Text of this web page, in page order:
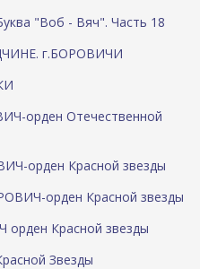
"Воб - Вяч". Часть 18
г.БОРОВИЧИ
орден Отечественной
орден Красной звезды
орден Красной звезды
Красной звезды
Звезды